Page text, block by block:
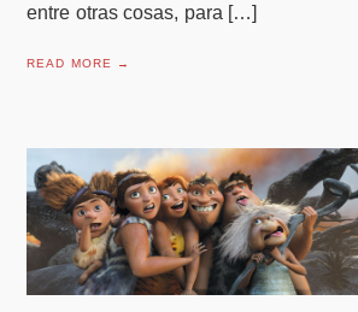
entre otras cosas, para […]
READ MORE →